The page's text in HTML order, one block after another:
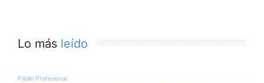
Lo más leído